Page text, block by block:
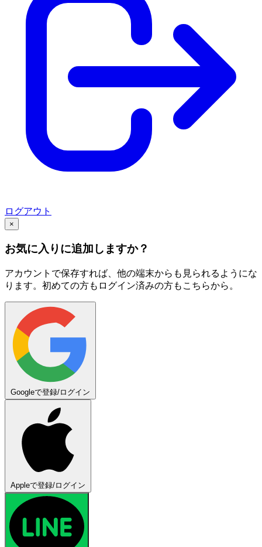
ログアウト
×
お気に入りに追加しますか？
アカウントで保存すれば、他の端末からも見られるようにな
ります。初めての方もログイン済みの方もこちらから。
Googleで登録/ログイン
Appleで登録/ログイン